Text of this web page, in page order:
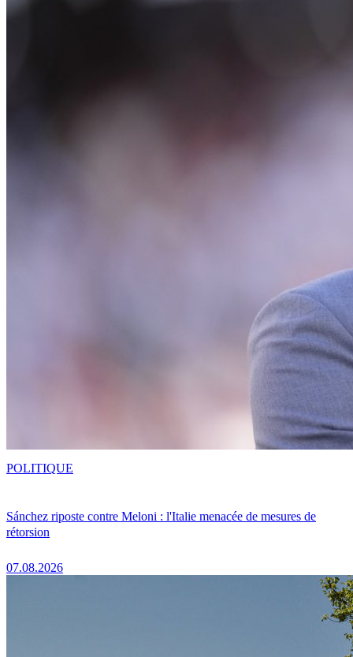
Sánchez riposte contre Meloni : l'Italie menacée de mesures de
rétorsion
07.08.2026
POLITIQUE